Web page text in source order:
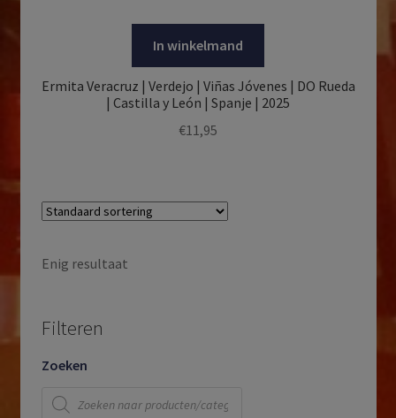
In winkelmand
Ermita Veracruz | Verdejo | Viñas Jóvenes | DO Rueda
| Castilla y León | Spanje | 2025
€11,95
Enig resultaat
Filteren
Zoeken
Producten
zoeken